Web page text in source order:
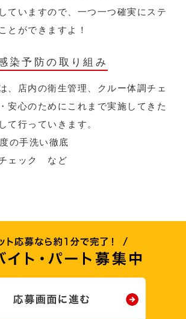
ていますので、一つ一つ確実にステ
とができますよ！
染予防の取り組み
、店内の衛生管理、クルー体調チェ
安心のためにこれまで実施してきた
て行っていきます。
の手洗い徹底
チェック など